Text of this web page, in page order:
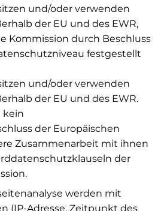
und/oder verwenden
der EU und des EWR,
Kommission durch Beschluss
festgestellt
und/oder verwenden
der EU und des EWR.
kein
der Europäischen
Zusammenarbeit mit ihnen
der
werden mit
(IP-Adresse, Zeitpunkt des